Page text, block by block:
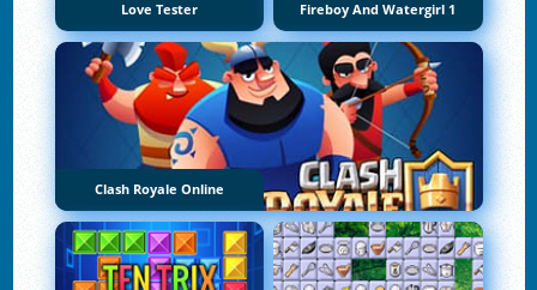
Love Tester Fireboy And Watergirl 1
Clash Royale Online